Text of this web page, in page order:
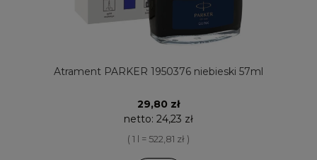
Atrament PARKER 1950376 niebieski 57ml
29,80 zł
netto: 24,23 zł
( 1 l = 522,81 zł )